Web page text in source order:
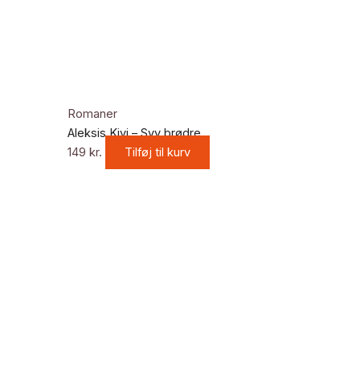
Romaner
Aleksis Kivi – Syv brødre
149 kr. Tilføj til kurv